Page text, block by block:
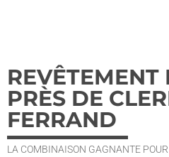
REVÊTEMENT
PRÈS DE
FERRAND
LA COMBINAISON GAGNANTE